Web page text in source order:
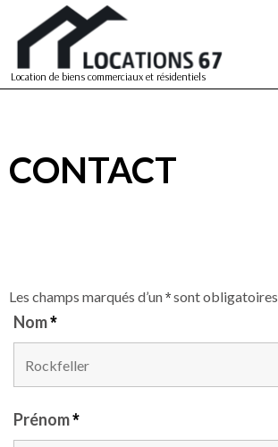
Location de biens commerciaux et résidentiels
CONTACT
Les champs marqués d’un*sont obligatoires
Nom*
Prénom*